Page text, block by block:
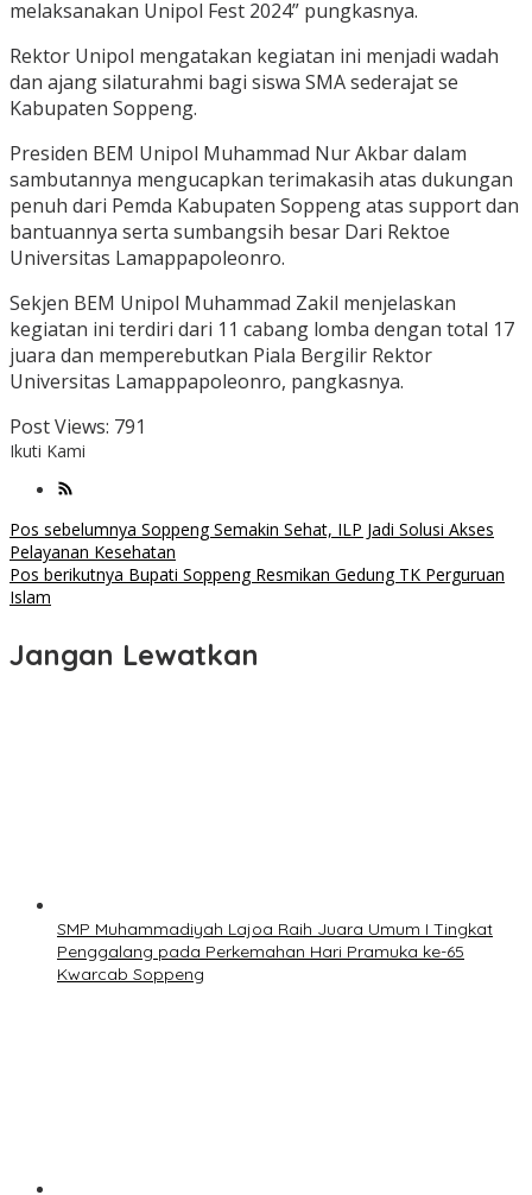
melaksanakan Unipol Fest 2024” pungkasnya.
Rektor Unipol mengatakan kegiatan ini menjadi wadah
dan ajang silaturahmi bagi siswa SMA sederajat se
Kabupaten Soppeng.
Presiden BEM Unipol Muhammad Nur Akbar dalam
sambutannya mengucapkan terimakasih atas dukungan
penuh dari Pemda Kabupaten Soppeng atas support dan
bantuannya serta sumbangsih besar Dari Rektoe
Universitas Lamappapoleonro.
Sekjen BEM Unipol Muhammad Zakil menjelaskan
kegiatan ini terdiri dari 11 cabang lomba dengan total 17
juara dan memperebutkan Piala Bergilir Rektor
Universitas Lamappapoleonro, pangkasnya.
Post Views: 791
Ikuti Kami
Navigasi
pos
Pos sebelumnya Soppeng Semakin Sehat, ILP Jadi Solusi Akses
Pelayanan Kesehatan
Pos berikutnya Bupati Soppeng Resmikan Gedung TK Perguruan
Islam
Jangan Lewatkan
SMP Muhammadiyah Lajoa Raih Juara Umum I Tingkat
Penggalang pada Perkemahan Hari Pramuka ke-65
Kwarcab Soppeng